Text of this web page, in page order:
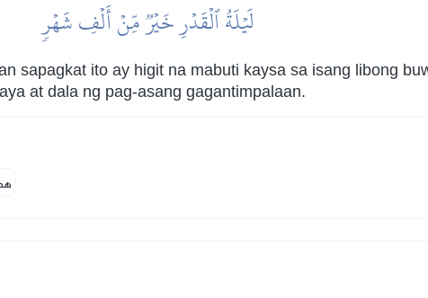
لَيۡلَةُ ٱلۡقَدۡرِ خَيۡرٞ مِّنۡ أَلۡفِ شَهۡرٖ
sapagkat ito ay higit na mabuti kaysa sa isang libong
at dala ng pag-asang gagantimpalaan.